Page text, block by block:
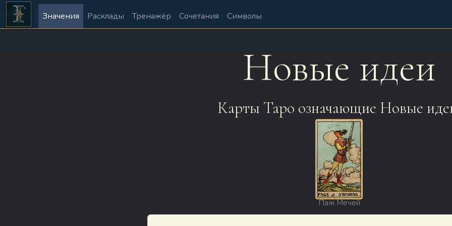
Значения Расклады Тренажёр Сочетания Символы
Новые идеи
Карты Таро означающие Новые
Паж Мечей